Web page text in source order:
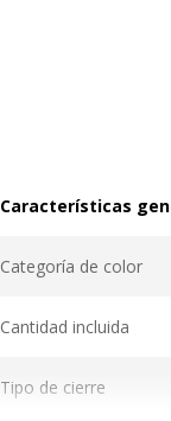
Características
Categoría de color
Cantidad incluida
Tipo de cierre